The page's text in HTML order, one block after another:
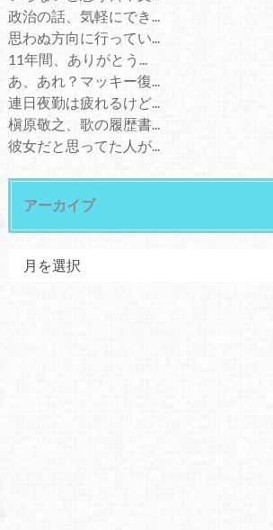
政治の話、気軽にでき...
思わぬ方向に行ってい...
11年間、ありがとう...
あ、あれ？マッキー復...
連日夜勤は疲れるけど...
槇原敬之、歌の履歴書...
彼女だと思ってた人が...
アーカイブ